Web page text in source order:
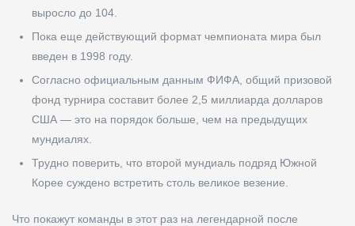
выросло до 104.
Пока еще действующий формат чемпионата мира был
введен в 1998 году.
Согласно официальным данным ФИФА, общий призовой
фонд турнира составит более 2,5 миллиарда долларов
США — это на порядок больше, чем на предыдущих
мундиалях.
Трудно поверить, что второй мундиаль подряд Южной
Корее суждено встретить столь великое везение.
Что покажут команды в этот раз на легендарной после